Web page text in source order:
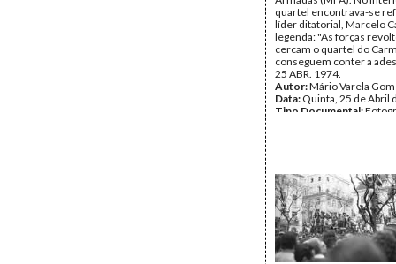
quartel encontrava-se
líder ditatorial, Marcelo
legenda: "As forças
cercam o quartel do
conseguem conter a
25 ABR. 1974.
Autor:Mário Varela
Data: Quinta, 25 de Abril
Tipo Documental: